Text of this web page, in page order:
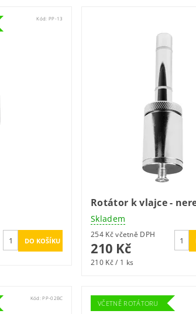
Kód: PP-13
Rotátor k vlajce -
Skladem
254 Kč včetně DPH
210 Kč
210 Kč / 1 ks
Kód:PP-02BC
VČETNĚ ROTÁTORU